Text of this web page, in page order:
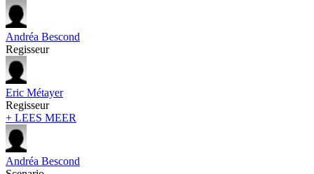
Andréa Bescond
Regisseur
Eric Métayer
Regisseur
+ LEES MEER
Andréa Bescond